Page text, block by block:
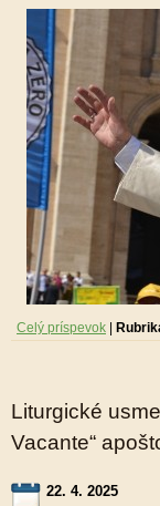
Celý príspevok
Liturgické
Vacante“
22. 4. 2025